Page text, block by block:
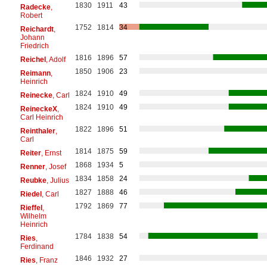
Radecke,
Robert
1830 1911 43
Reichardt,
Johann
Friedrich
1752 1814 34
Reichel, Adolf 1816 1896
57
Reimann,
Heinrich
1850 1906 23
Reinecke, Carl 1824 1910
49
ReineckeX,
Carl Heinrich
1824 1910 49
Reinthaler,
Carl
1822 1896 51
Reiter, Ernst 1814 1875
59
Renner, Josef 1868 1934
5
Reubke, Julius 1834 1858
24
Riedel, Carl 1827 1888
46
Rieffel,
Wilhelm
Heinrich
1792 1869 77
Ries
Ferdinand
1784 1838 54
Ries , Franz 1846 1932
27